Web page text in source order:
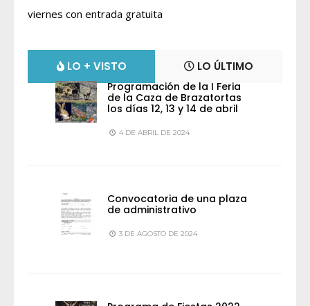
viernes con entrada gratuita
LO + VISTO LO ÚLTIMO
Programación de la I Feria
de la Caza de Brazatortas
los días 12, 13 y 14 de abril
4 DE ABRIL DE 2024
Convocatoria de una plaza
de administrativo
3 DE AGOSTO DE 2024